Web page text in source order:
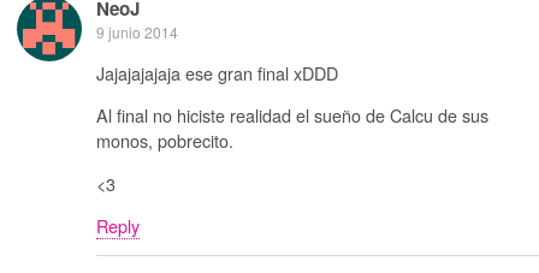
NeoJ
9 junio 2014
Jajajajajaja ese gran final xDDD
Al final no hiciste realidad el sueño de Calcu de sus
monos, pobrecito.
<3
Reply